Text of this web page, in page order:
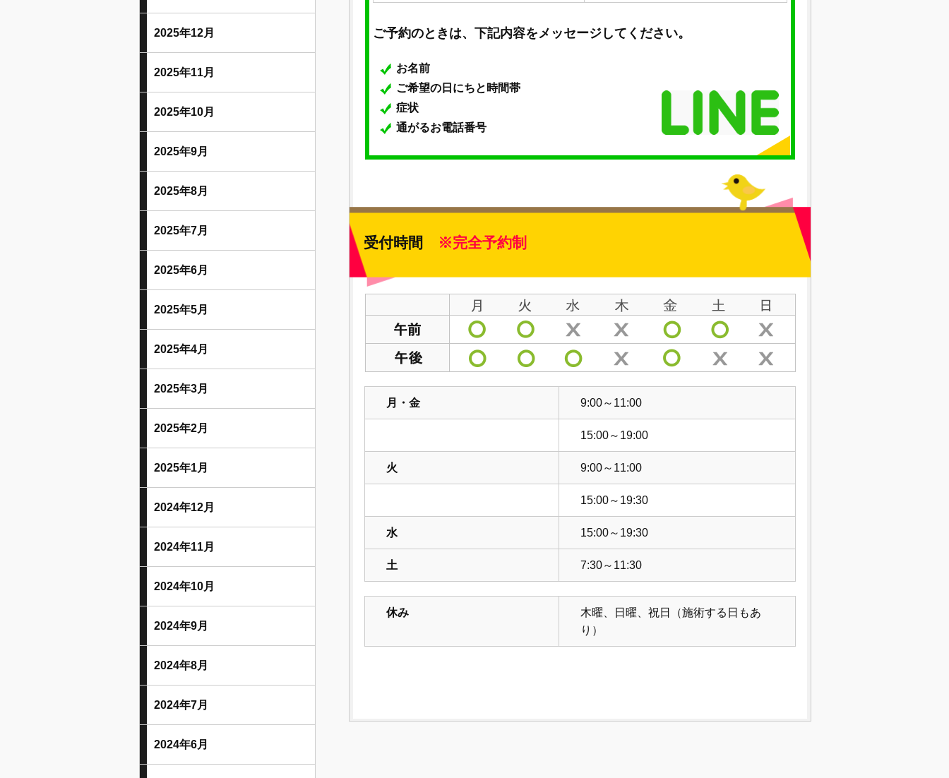
ご予約のときは、下記内容をメッセージしてください。
お名前
ご希望の日にちと時間帯
症状
通がるお電話番号
受付時間 ※完全予約制
月・金 9:00～11:00
15:00～19:00
火 9:00～11:00
15:00～19:30
水 15:00～19:30
土 7:30～11:30
休み
木曜、日曜、祝日（施術する日もあ
り）
2025年12月
2025年11月
2025年10月
2025年9月
2025年8月
2025年7月
2025年6月
2025年5月
2025年4月
2025年3月
2025年2月
2025年1月
2024年12月
2024年11月
2024年10月
2024年9月
2024年8月
2024年7月
2024年6月